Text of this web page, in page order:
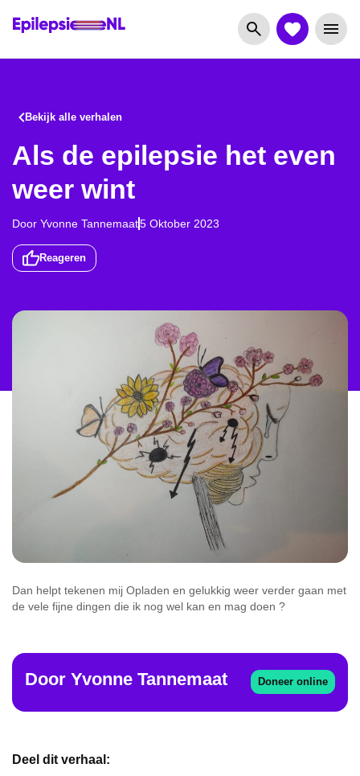
Bekijk alle verhalen
Als de epilepsie het even
weer wint
Door Yvonne Tannemaat5 Oktober 2023
Reageren
Dan helpt tekenen mij Opladen en gelukkig weer verder gaan met
de vele fijne dingen die ik nog wel kan en mag doen ?
Door Yvonne Tannemaat Doneer online
Deel dit verhaal: